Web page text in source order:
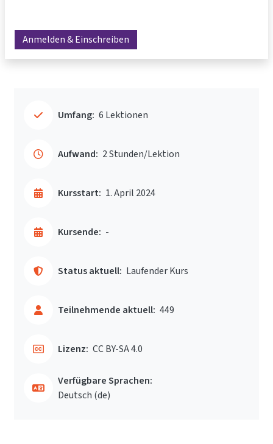
Anmelden & Einschreiben
Umfang: 6 Lektionen
Aufwand: 2 Stunden/Lektion
Kursstart: 1. April 2024
Kursende: -
Status aktuell: Laufender Kurs
Teilnehmende aktuell: 449
Lizenz: CC BY-SA 4.0
Verfügbare Sprachen:
Deutsch ‎(de)‎